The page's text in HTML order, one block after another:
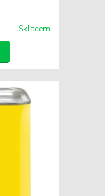
Skladem